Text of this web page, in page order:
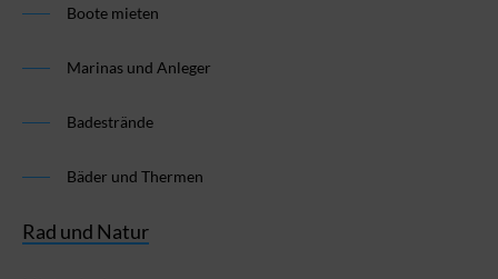
Boote mieten
Marinas und Anleger
Badestrände
Bäder und Thermen
Rad und Natur